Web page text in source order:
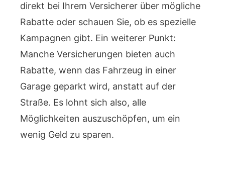
direkt bei Ihrem Versicherer über mögliche
Rabatte oder schauen Sie, ob es spezielle
Kampagnen gibt. Ein weiterer Punkt:
Manche Versicherungen bieten auch
Rabatte, wenn das Fahrzeug in einer
Garage geparkt wird, anstatt auf der
Straße. Es lohnt sich also, alle
Möglichkeiten auszuschöpfen, um ein
wenig Geld zu sparen.